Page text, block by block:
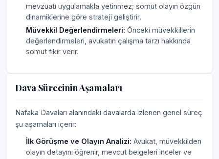
mevzuatı uygulamakla yetinmez; somut olayın özgün
dinamiklerine göre strateji geliştirir.
Müvekkil Değerlendirmeleri: Önceki müvekkillerin
değerlendirmeleri, avukatın çalışma tarzı hakkında
somut fikir verir.
Dava Sürecinin Aşamaları
Nafaka Davaları alanındaki davalarda izlenen genel süreç
şu aşamaları içerir:
İlk Görüşme ve Olayın Analizi: Avukat, müvekkilden
olayın detayını öğrenir, mevcut belgeleri inceler ve